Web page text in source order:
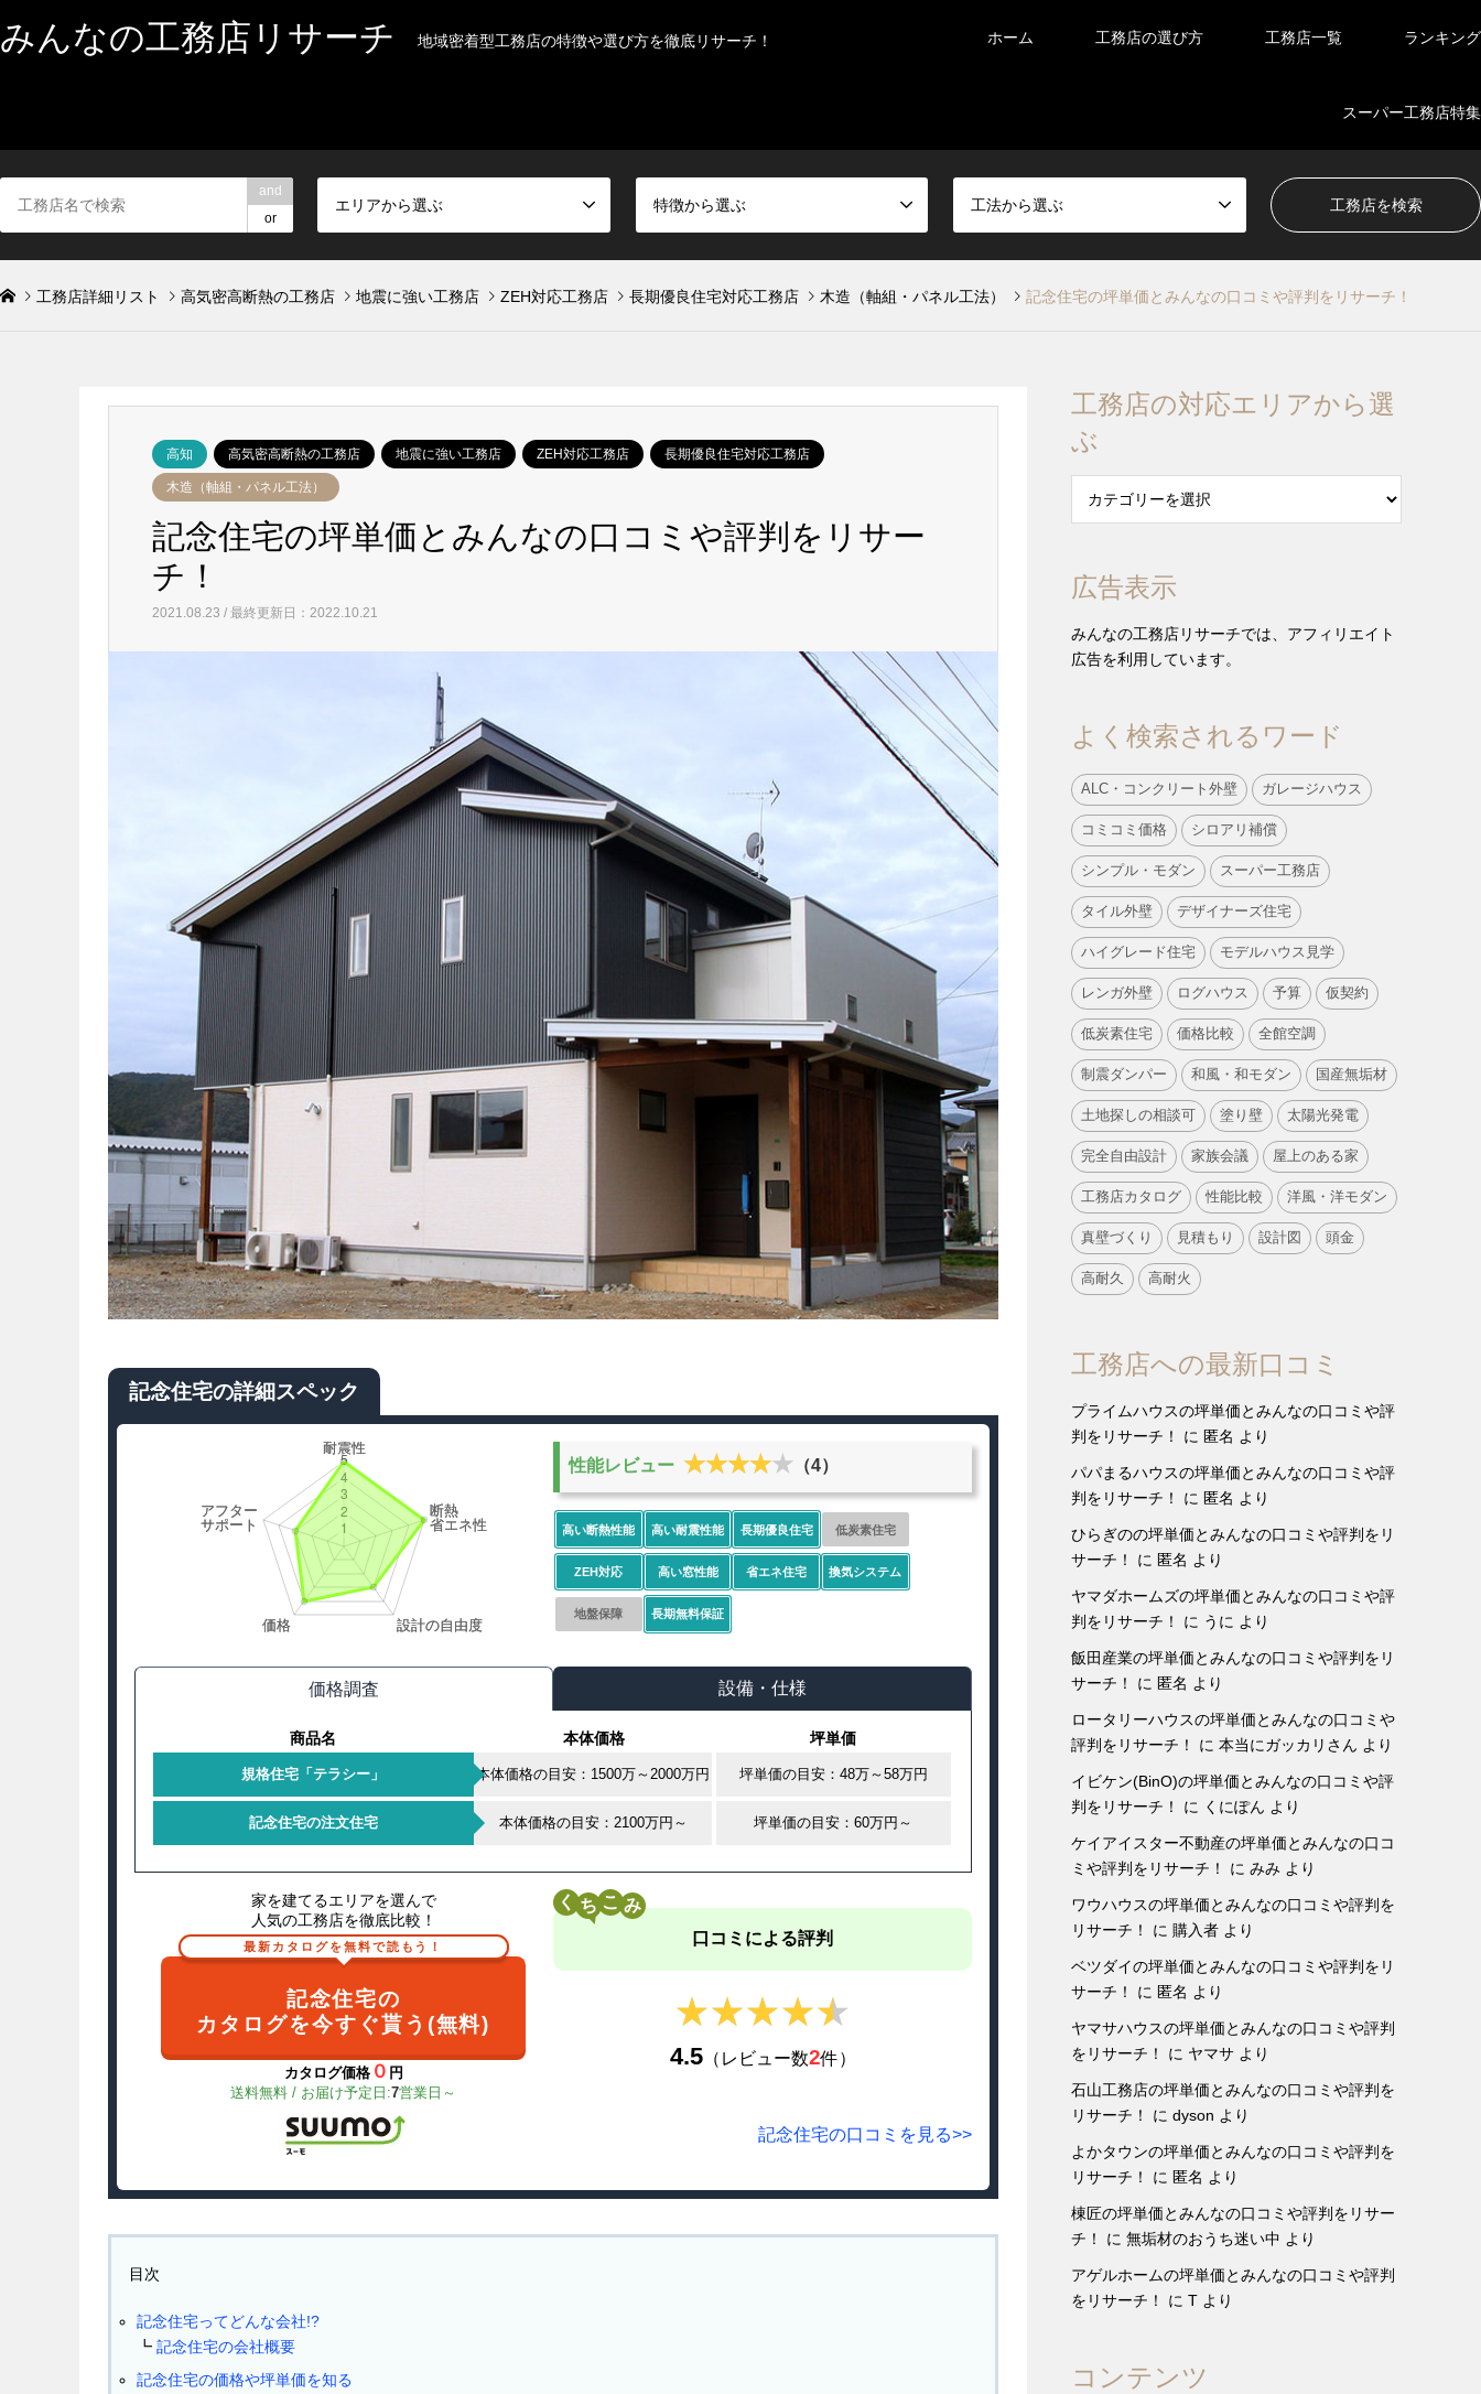
みんなの工務店リサーチ 地域密着型工務店の特徴や選び方を徹底リサーチ！ ホーム 工務店の選び方 工務店一覧 ランキング
スーパー工務店特集
and
or
エリアから選ぶ 特徴から選ぶ 工法から選ぶ
工務店詳細リスト 高気密高断熱の工務店 地震に強い工務店 ZEH対応工務店 長期優良住宅対応工務店 木造（軸組・パネル工法） 記念住宅の坪単価とみんなの口コミや評判をリサーチ！
高知 高気密高断熱の工務店 地震に強い工務店 ZEH対応工務店 長期優良住宅対応工務店
木造（軸組・パネル工法）
記念住宅の坪単価とみんなの口コミや評判をリサー
チ！
2021.08.23 / 最終更新日：2022.10.21
記念住宅の詳細スペック
性能レビュー ★★★★★
★★★★★ （4）
高い断熱性能 高い耐震性能 長期優良住宅 低炭素住宅
ZEH対応 高い窓性能 省エネ住宅 換気システム
地盤保障 長期無料保証
価格調査 設備・仕様
商品名 本体価格 坪単価
規格住宅「テラシー」 本体価格の目安：1500万～2000万円 坪単価の目安：48万～58万円
記念住宅の注文住宅 本体価格の目安：2100万円～ 坪単価の目安：60万円～
家を建てるエリアを選んで
人気の工務店を徹底比較！
最新カタログを無料で読もう！
記念住宅の
カタログを今すぐ貰う(無料)
カタログ価格０ 円
送料無料 / お届け予定日:7営業日～
く
こ
口コミによる評判
★★★★★
★★★★★
4.5（レビュー数2件）
記念住宅の口コミを見る>>
目次
記念住宅ってどんな会社!?
記念住宅の会社概要
記念住宅の価格や坪単価を知る
工務店の対応エリアから選
ぶ
広告表示
みんなの工務店リサーチでは、アフィリエイト
広告を利用しています。
よく検索されるワード
ALC・コンクリート外壁 ガレージハウス
コミコミ価格 シロアリ補償
シンプル・モダン スーパー工務店
タイル外壁 デザイナーズ住宅
ハイグレード住宅 モデルハウス見学
レンガ外壁 ログハウス 予算 仮契約
低炭素住宅 価格比較 全館空調
制震ダンパー 和風・和モダン 国産無垢材
土地探しの相談可 塗り壁 太陽光発電
完全自由設計 家族会議 屋上のある家
工務店カタログ 性能比較 洋風・洋モダン
真壁づくり 見積もり 設計図 頭金
高耐久 高耐火
工務店への最新口コミ
プライムハウスの坪単価とみんなの口コミや評
判をリサーチ！
に 匿名 より
パパまるハウスの坪単価とみんなの口コミや評
判をリサーチ！
に 匿名 より
ひらぎのの坪単価とみんなの口コミや評判をリ
サーチ！
に 匿名 より
ヤマダホームズの坪単価とみんなの口コミや評
判をリサーチ！
に うに より
飯田産業の坪単価とみんなの口コミや評判をリ
サーチ！
に 匿名 より
ロータリーハウスの坪単価とみんなの口コミや
評判をリサーチ！
に 本当にガッカリさん より
イビケン(BinO)の坪単価とみんなの口コミや評
判をリサーチ！
に くにぽん より
ケイアイスター不動産の坪単価とみんなの口コ
ミや評判をリサーチ！
に みみ より
ワウハウスの坪単価とみんなの口コミや評判を
リサーチ！
に 購入者 より
ベツダイの坪単価とみんなの口コミや評判をリ
サーチ！
に 匿名 より
ヤマサハウスの坪単価とみんなの口コミや評判
をリサーチ！
に ヤマサ より
石山工務店の坪単価とみんなの口コミや評判を
リサーチ！
に dyson より
よかタウンの坪単価とみんなの口コミや評判を
リサーチ！
に 匿名 より
棟匠の坪単価とみんなの口コミや評判をリサー
チ！
に 無垢材のおうち迷い中 より
アゲルホームの坪単価とみんなの口コミや評判
をリサーチ！
に T より
コンテンツ